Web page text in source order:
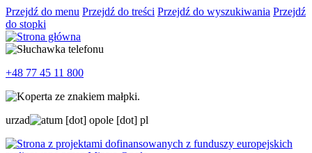
Przejdź do menu Przejdź do treści Przejdź do wyszukiwania Przejdź
do stopki
+48 77 45 11 800
urzad um [dot] opole [dot] pl